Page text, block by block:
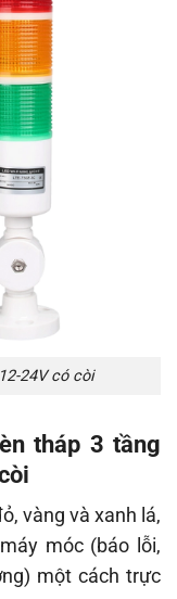
24V có còi
tháp 3 tầng
vàng và xanh lá,
móc (báo lỗi,
một cách trực